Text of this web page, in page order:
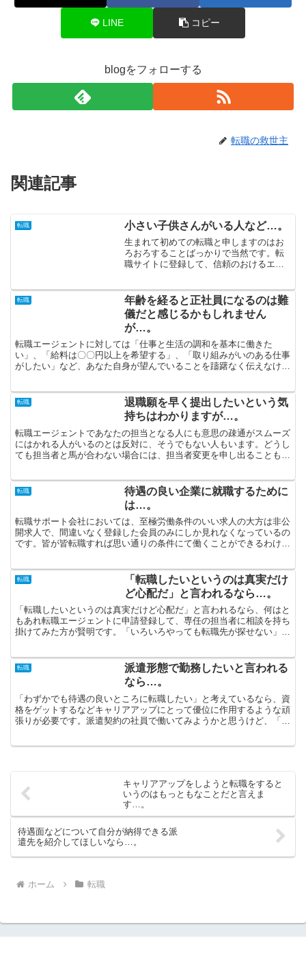
LINE コピー
blogをフォローする
転職の救世主
関連記事
転職 小さい子供さんがいる人など…。
生まれて初めての転職と申しますのはお
ろおろすることばっかりで当然です。転
職サイトに登録して、信頼のおけるエー
業と自己の分析を終えていないのであれ
ば、希望している条件で勤...
転職
年齢を経ると正社員になるのは難
儀だと感じるかもしれません
が…。
転職エージェントに対しては「仕事と生活の調和を基本に働きた
い」、「給料は〇〇円以上を希望する」、「取り組みがいのある仕事
がしたい」など、あなた自身が望んでいることを躊躇なく伝えなけれ
転職
退職願を早く提出したいという気
持ちはわかりますが…。
転職エージェントであなたの担当となる人にも意思の疎通がスムーズ
にはかれる人がいるのとは反対に、そうでもない人もいます。どうし
ても担当者と馬が合わない場合には、担当者変更を申し出ることも考
転職
待遇の良い企業に就職するために
は…。
転職サポート会社においては、至極労働条件のいい求人の大方は非公
開求人で、間違いなく登録した会員のみにしか見れなくなっているの
です。皆が皆転職すれば思い通りの条件にて働くことができるわけで
転職
「転職したいというのは真実だけ
ど心配だ」と言われるなら…。
「転職したいというのは真実だけど心配だ」と言われるなら、何はと
もあれ転職エージェントに申請登録して、専任の担当者に相談を持ち
掛けてみた方が賢明です。「いろいろやっても転職先が探せない」と
転職
派遣形態で勤務したいと言われる
なら…。
「わずかでも待遇の良いところに転職したい」と考えているなら、資
格をゲットするなどキャリアアップにとって優位に作用するような頑
張りが必要です。派遣契約の社員で働いてみようかと思うけど、「数
キャリアアップをしようと転職をすると
いうのはもっともなことだと言えま
す…。
待遇面などについて自分が納得できる派
遣先を紹介してほしいなら…。
ホーム 転職